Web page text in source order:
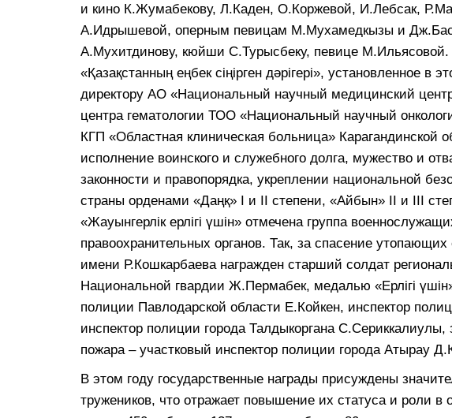
и кино К.Жумабекову, Л.Каден, О.Коржевой, И.Лебсак,
А.Идрышевой, оперным певицам М.Мухамедкызы и
А.Мухитдинову, кюйши С.Турысбеку, певице М.Ильясовой.
«Қазақстанның еңбек сіңірген дәрігері», установленное в
директору АО «Национальный научный медицинский
центра гематологии ТОО «Национальный научный
КГП «Областная клиническая больница» Карагандинской
исполнение воинского и служебного долга, мужество и
законности и правопорядка, укреплении национальной
страны орденами «Даңқ» I и II степени, «Айбын» II и III
«Жауынгерлік ерлігі үшін» отмечена группа
правоохранительных органов. Так, за спасение утопающих
имени Р.Кошкарбаева награжден старший солдат
Национальной гвардии Ж.Пермабек, медалью «Ерлігі
полиции Павлодарской области Е.Койкен, инспектор
инспектор полиции города Талдыкоргана С.Сериккалиулы,
пожара – участковый инспектор полиции города Атырау
В этом году государственные награды присуждены
тружеников, что отражает повышение их статуса и роли